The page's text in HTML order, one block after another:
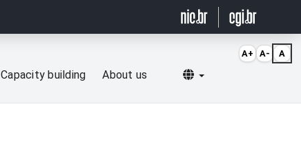
Capacity building About us Selecionar idioma
A+ A- A